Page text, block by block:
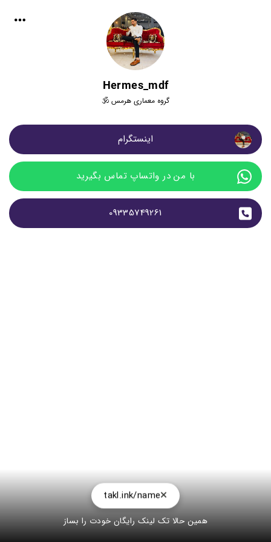
Hermes_mdf
گروه معماری هرمس 🕉
اینستگرام
با من در واتساپ تماس بگیرید
09335749261
takl.ink/name
همین حالا تک لینک رایگان خودت را بساز